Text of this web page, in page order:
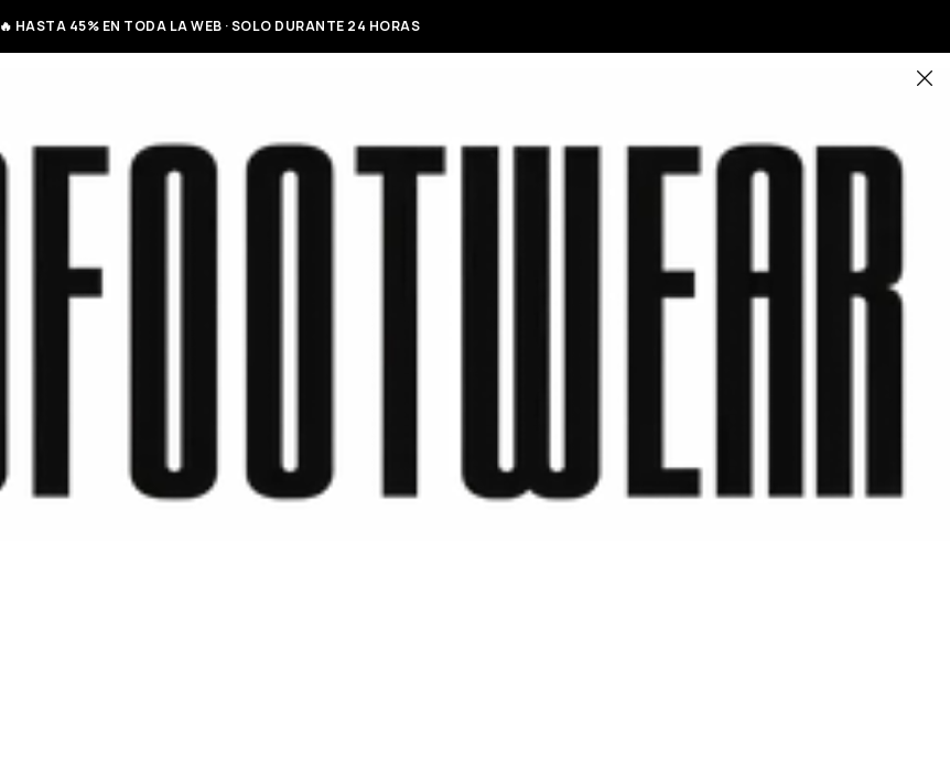
🔥 HASTA 45% EN TODA LA WEB · SOLO DURANTE 24 HORAS